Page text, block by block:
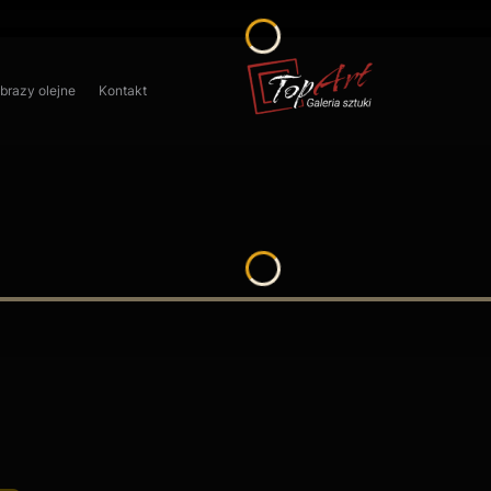
olejne Kontakt